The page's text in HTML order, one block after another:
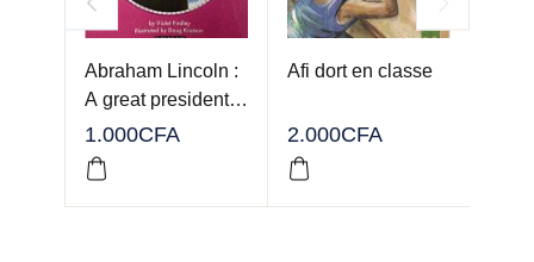
Abraham Lincoln :
A great president…
1.000CFA
Afi dort en classe
2.000CFA